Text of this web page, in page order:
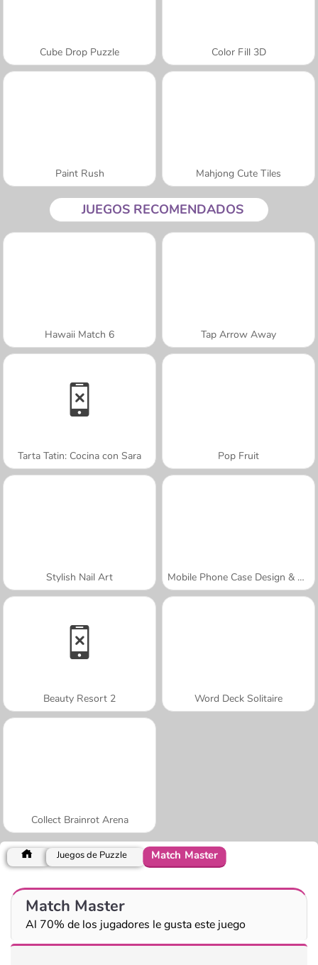
Cube Drop Puzzle Color Fill 3D
Paint Rush Mahjong Cute Tiles
JUEGOS RECOMENDADOS
Hawaii Match 6 Tap Arrow Away
Tarta Tatin: Cocina con Sara Pop Fruit
Stylish Nail Art Mobile Phone Case Design & DIY
Beauty Resort 2 Word Deck Solitaire
Collect Brainrot Arena
Juegos de Puzzle Match Master
Match Master
Al 70% de los jugadores le gusta este juego